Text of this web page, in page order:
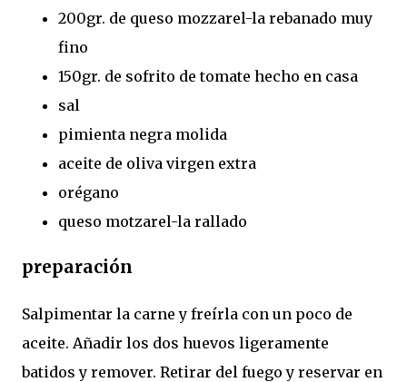
200gr. de queso mozzarel-la rebanado muy
fino
150gr. de sofrito de tomate hecho en casa
sal
pimienta negra molida
aceite de oliva virgen extra
orégano
queso motzarel-la rallado
preparación
Salpimentar la carne y freírla con un poco de
aceite. Añadir los dos huevos ligeramente
batidos y remover. Retirar del fuego y reservar en